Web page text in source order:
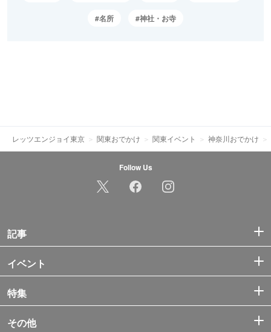
名所 神社・お寺
レッツエンジョイ東京 関東おでかけ 関東イベント 神奈川おでかけ
Follow Us
記事
イベント
特集
その他